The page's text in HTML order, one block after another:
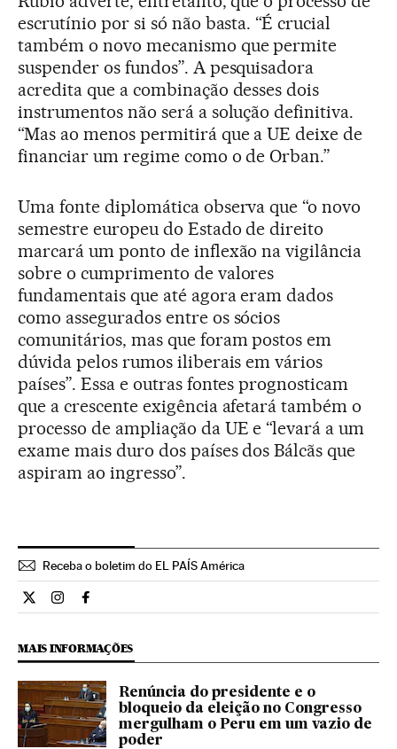
escrutínio por si só não basta. “É crucial
também o novo mecanismo que permite
suspender os fundos”. A pesquisadora
acredita que a combinação desses dois
instrumentos não será a solução definitiva.
“Mas ao menos permitirá que a UE deixe de
financiar um regime como o de Orban.”
Uma fonte diplomática observa que “o novo
semestre europeu do Estado de direito
marcará um ponto de inflexão na vigilância
sobre o cumprimento de valores
fundamentais que até agora eram dados
como assegurados entre os sócios
comunitários, mas que foram postos em
dúvida pelos rumos iliberais em vários
países”. Essa e outras fontes prognosticam
que a crescente exigência afetará também o
processo de ampliação da UE e “levará a um
exame mais duro dos países dos Bálcãs que
aspiram ao ingresso”.
Receba o boletim do EL PAÍS América
Internacional El País Brasil en Twitter
Internacional El País Brasil en Instagram
Internacional El País Brasil en Facebook
MAIS INFORMAÇÕES
Renúncia do presidente e o
bloqueio da eleição no Congresso
mergulham o Peru em um vazio de
poder